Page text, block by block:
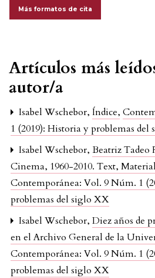
Más formatos de cita
Artículos más
autor/a
Isabel Wschebor, Índice,
1 (2019): Historia y problemas
Isabel Wschebor, Beatriz
Cinema, 1960-2010. Text,
Contemporánea: Vol. 9 Núm. 1
problemas del siglo XX
Isabel Wschebor, Diez años de
en el Archivo General de la
Contemporánea: Vol. 9 Núm. 1
problemas del siglo XX